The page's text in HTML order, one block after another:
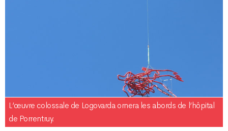
L’œuvre colossale de Logovarda ornera les abords de l’hôpital
de Porrentruy.